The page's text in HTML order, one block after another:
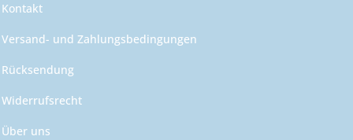
Kontakt
Versand- und Zahlungsbedingungen
Rücksendung
Widerrufsrecht
Über uns